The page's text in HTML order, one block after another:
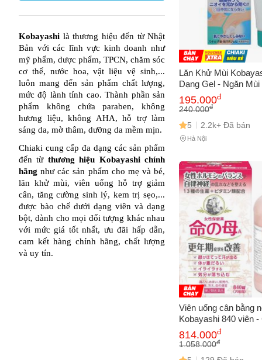
Kobayashi là thương hiệu đến từ Nhật
Bản với các lĩnh vực kinh doanh như
mỹ phẩm, dược phẩm, TPCN, chăm sóc
cơ thể, nước hoa, vật liệu vệ sinh,...
luôn mang đến sản phẩm chất lượng,
mức độ lành tính cao. Thành phần sản
phẩm không chứa paraben, không
hương liệu, không AHA, hỗ trợ làm
sáng da, mờ thâm, dưỡng da mềm mịn.
Chiaki cung cấp đa dạng các sản phẩm
đến từ thương hiệu Kobayashi chính
hãng như các sản phẩm cho mẹ và bé,
lăn khử mùi, viên uống hỗ trợ giảm
cân, tăng cường sinh lý, kem trị sẹo,...
được bào chế dưới dạng viên và dạng
bột, dành cho mọi đối tượng khác nhau
với mức giá tốt nhất, ưu đãi hấp dẫn,
cam kết hàng chính hãng, chất lượng
và uy tín.
Lăn Khử Mùi
Dạng Gel - Ngăn Mùi
Khít Lỗ Chân Lông,
Thơm Lâu Dài
195.000đ
240.000đ
5 2.2k+ Đã bán
Hà Nội
Viên uống cân bằng
Kobayashi 840 viên -
dinh dưỡng cho phụ
kinh từ Nhật Bản
814.000đ
1.058.000đ